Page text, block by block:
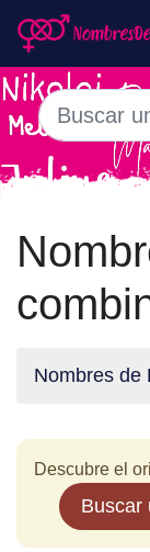
Nombres de
Descubre el
Buscar